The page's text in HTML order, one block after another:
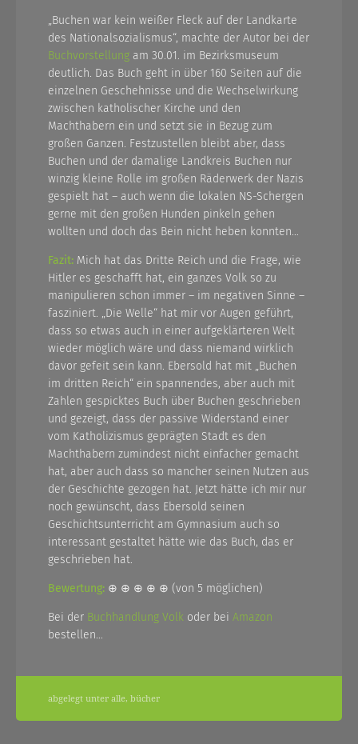
„Buchen war kein weißer Fleck auf der Landkarte
des Nationalsozialismus“, machte der Autor bei der
Buchvorstellung am 30.01. im Bezirksmuseum
deutlich. Das Buch geht in über 160 Seiten auf die
einzelnen Geschehnisse und die Wechselwirkung
zwischen katholischer Kirche und den
Machthabern ein und setzt sie in Bezug zum
großen Ganzen. Festzustellen bleibt aber, dass
Buchen und der damalige Landkreis Buchen nur
winzig kleine Rolle im großen Räderwerk der Nazis
gespielt hat – auch wenn die lokalen NS-Schergen
gerne mit den großen Hunden pinkeln gehen
wollten und doch das Bein nicht heben konnten…
Fazit: Mich hat das Dritte Reich und die Frage, wie
Hitler es geschafft hat, ein ganzes Volk so zu
manipulieren schon immer – im negativen Sinne –
fasziniert. „Die Welle“ hat mir vor Augen geführt,
dass so etwas auch in einer aufgeklärteren Welt
wieder möglich wäre und dass niemand wirklich
davor gefeit sein kann. Ebersold hat mit „Buchen
im dritten Reich“ ein spannendes, aber auch mit
Zahlen gespicktes Buch über Buchen geschrieben
und gezeigt, dass der passive Widerstand einer
vom Katholizismus geprägten Stadt es den
Machthabern zumindest nicht einfacher gemacht
hat, aber auch dass so mancher seinen Nutzen aus
der Geschichte gezogen hat. Jetzt hätte ich mir nur
noch gewünscht, dass Ebersold seinen
Geschichtsunterricht am Gymnasium auch so
interessant gestaltet hätte wie das Buch, das er
geschrieben hat.
Bewertung: ⊕ ⊕ ⊕ ⊕ ⊕ (von 5 möglichen)
Bei der Buchhandlung Volk oder bei Amazon
bestellen…
abgelegt unter alle, bücher